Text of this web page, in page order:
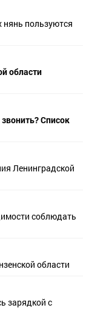
нянь пользуются
области
Список
Ленинградской
соблюдать
области
зарядкой с